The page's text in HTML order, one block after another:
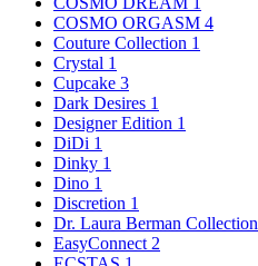
COSMO ORGASM 4
Couture Collection 1
Crystal 1
Cupcake 3
Dark Desires 1
Designer Edition 1
DiDi 1
Dinky 1
Dino 1
Discretion 1
Dr. Laura Berman Collection
EasyConnect 2